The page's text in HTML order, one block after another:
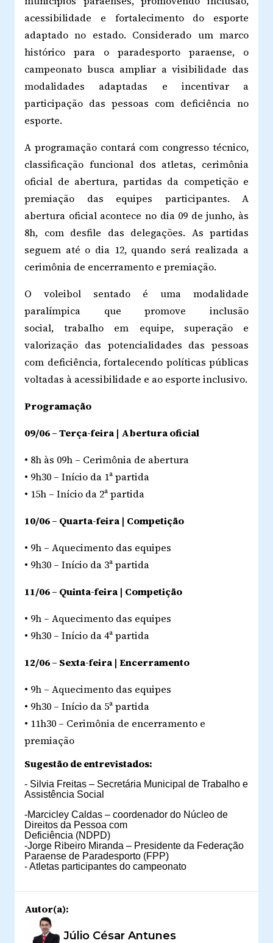
acessibilidade e fortalecimento do esporte
adaptado no estado. Considerado um marco
histórico para o paradesporto paraense, o
campeonato busca ampliar a visibilidade das
modalidades adaptadas e incentivar a
participação das pessoas com deficiência no
esporte.
A programação contará com congresso técnico,
classificação funcional dos atletas, cerimônia
oficial de abertura, partidas da competição e
premiação das equipes participantes. A
abertura oficial acontece no dia 09 de junho, às
8h, com desfile das delegações. As partidas
seguem até o dia 12, quando será realizada a
cerimônia de encerramento e premiação.
O voleibol sentado é uma modalidade
paralímpica que promove inclusão
social, trabalho em equipe, superação e
valorização das potencialidades das pessoas
com deficiência, fortalecendo políticas públicas
voltadas à acessibilidade e ao esporte inclusivo.
Programação
09/06 – Terça-feira | Abertura oficial
• 8h às 09h – Cerimônia de abertura
• 9h30 – Início da 1ª partida
• 15h – Início da 2ª partida
10/06 – Quarta-feira | Competição
• 9h – Aquecimento das equipes
• 9h30 – Início da 3ª partida
11/06 – Quinta-feira | Competição
• 9h – Aquecimento das equipes
• 9h30 – Início da 4ª partida
12/06 – Sexta-feira | Encerramento
• 9h – Aquecimento das equipes
• 9h30 – Início da 5ª partida
• 11h30 – Cerimônia de encerramento e
premiação
Sugestão de entrevistados:
- Silvia Freitas – Secretária Municipal de Trabalho e
Assistência Social
-Marcicley Caldas – coordenador do Núcleo de
Direitos da Pessoa com
Deficiência (NDPD)
-Jorge Ribeiro Miranda – Presidente da Federação
Paraense de Paradesporto (FPP)
- Atletas participantes do campeonato
Autor(a):
Júlio César Antunes